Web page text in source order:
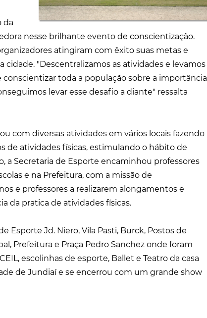
da
nesse brilhante evento de conscientização.
atingiram com êxito suas metas e
cidade. "Descentralizamos as atividades e levamos
toda a população sobre a importância
levar esse desafio a diante" ressalta
com diversas atividades em vários locais fazendo
de atividades físicas, estimulando o hábito de
a Secretaria de Esporte encaminhou professores
e na Prefeitura, com a missão de
e professores a realizarem alongamentos e
da pratica de atividades físicas.
Esporte Jd. Niero, Vila Pasti, Burck, Postos de
Prefeitura e Praça Pedro Sanchez onde foram
escolinhas de esporte, Ballet e Teatro da casa
de Jundiaí e se encerrou com um grande show